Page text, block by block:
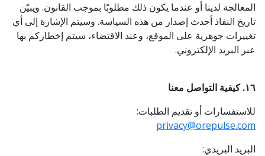
المعالجة لدينا أو عندما يكون ذلك مطلوبًا بموجب القانون. ويبيّن
تاريخ النفاذ أحدث إصدار من هذه السياسة. وسيتم الإشارة إلى أي
تغييرات جوهرية على الموقع، وعند الاقتضاء، سيتم إخطاركم بها
عبر البريد الإلكتروني.
١٦. كيفية التواصل معنا
للاستفسارات أو تقديم الطلبات:
privacy@orepulse.com
البريد البريدي: